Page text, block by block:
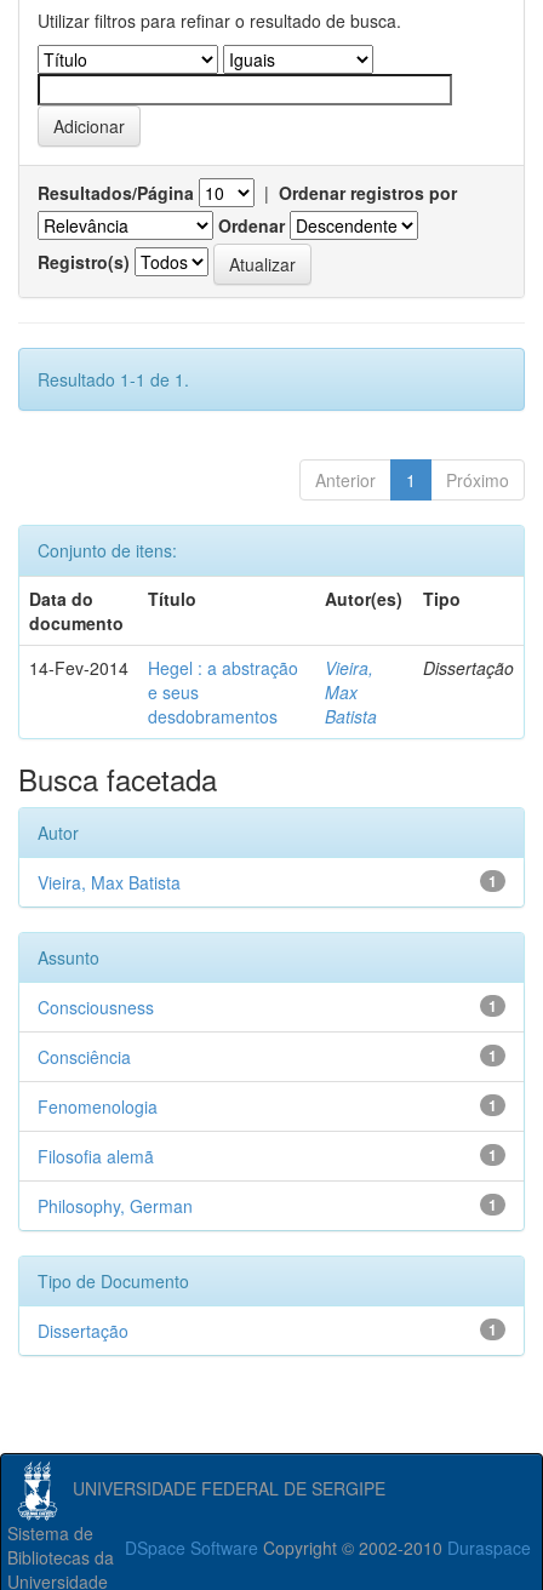
Utilizar filtros para refinar o resultado de busca.
Resultados/Página | Ordenar registros por
Ordenar
Registro(s)
Resultado 1-1 de 1.
Anterior 1 Próximo
Conjunto de itens:
Data do
documento
Título Autor(es) Tipo
14-Fev-2014
Hegel : a abstração
e seus
desdobramentos
Vieira,
Max
Batista
Dissertação
Busca facetada
Autor
1
Vieira, Max Batista
Assunto
1
Consciousness
1
Consciência
1
Fenomenologia
1
Filosofia alemã
1
Philosophy, German
Tipo de Documento
1
Dissertação
UNIVERSIDADE FEDERAL DE SERGIPE
DSpace Software Copyright © 2002-2010 Duraspace
Sistema de
Bibliotecas da
Universidade